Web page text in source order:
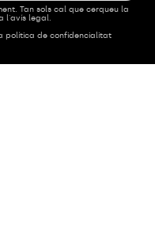
Tan sols cal que cerqueu la
l'avís legal.
política de confidencialitat